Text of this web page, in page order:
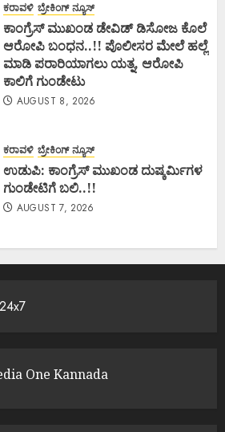
ಕರಾವಳಿ ಬ್ರೇಕಿಂಗ್ ನ್ಯೂಸ್
ಕಾಂಗ್ರೆಸ್ ಮುಖಂಡ ಡೇವಿಡ್ ಡಿಸೋಜ ಕೊಲೆ
ಆರೋಪಿ ಬಂಧನ..!! ಪೊಲೀಸರ ಮೇಲೆ ಹಲ್ಲೆ
ಮಾಡಿ ಪರಾರಿಯಾಗಲು ಯತ್ನ, ಆರೋಪಿ
ಕಾಲಿಗೆ ಗುಂಡೇಟು
AUGUST 8, 2026
ಕರಾವಳಿ ಬ್ರೇಕಿಂಗ್ ನ್ಯೂಸ್
ಉಡುಪಿ: ಕಾಂಗ್ರೆಸ್ ಮುಖಂಡ ದುಷ್ಕರ್ಮಿಗಳ
ಗುಂಡೇಟಿಗೆ ಬಲಿ..!!
AUGUST 7, 2026
One Kannada